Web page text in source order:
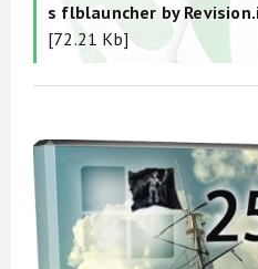
s flblauncher by
[72.21 Kb]